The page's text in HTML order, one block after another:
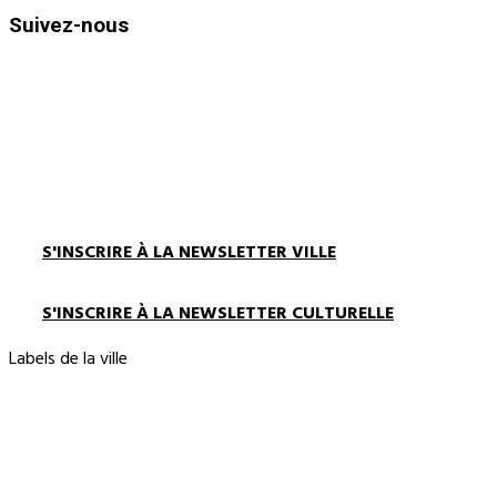
Suivez-nous
S'INSCRIRE À LA NEWSLETTER VILLE
S'INSCRIRE À LA NEWSLETTER CULTURELLE
Labels de la ville